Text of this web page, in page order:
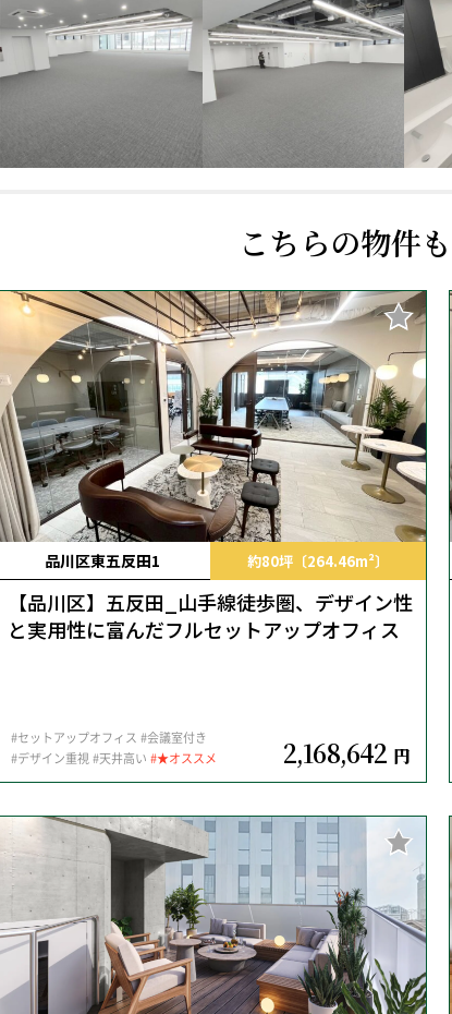
こちらの物件
品川区東五反田1 約80坪〔264.46m²〕
【品川区】五反田_山手線徒歩圏、デザイン性
と実用性に富んだフルセットアップオフィス
#セットアップオフィス #会議室付き
#デザイン重視#天井高い #★オススメ 2,168,642 円